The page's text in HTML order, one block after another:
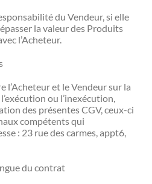
du Vendeur, si elle
la valeur des Produits
l’Acheteur.
l’Acheteur et le Vendeur sur la
ou l’inexécution,
des présentes CGV, ceux-ci
compétents qui
: 23 rue des carmes, appt6,
du contrat